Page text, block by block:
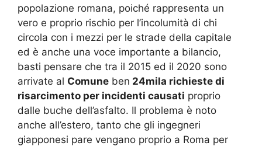
popolazione romana, poiché rappresenta un
vero e proprio rischio per l’incolumità di chi
circola con i mezzi per le strade della capitale
ed è anche una voce importante a bilancio,
basti pensare che tra il 2015 ed il 2020 sono
arrivate al Comune ben 24mila richieste di
risarcimento per incidenti causati proprio
dalle buche dell’asfalto. Il problema è noto
anche all’estero, tanto che gli ingegneri
giapponesi pare vengano proprio a Roma per